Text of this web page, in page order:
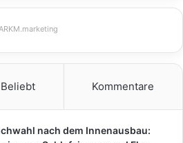
ARKM.marketing
Beliebt Kommentare
nach dem Innenausbau: